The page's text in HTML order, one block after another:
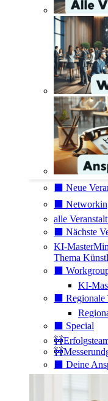
⬛️ Neue
⬛️
alle
⬛️ Nächste
KI-
Thema
⬛️
KI-
⬛️
⬛️ Special
⬛️ Deine